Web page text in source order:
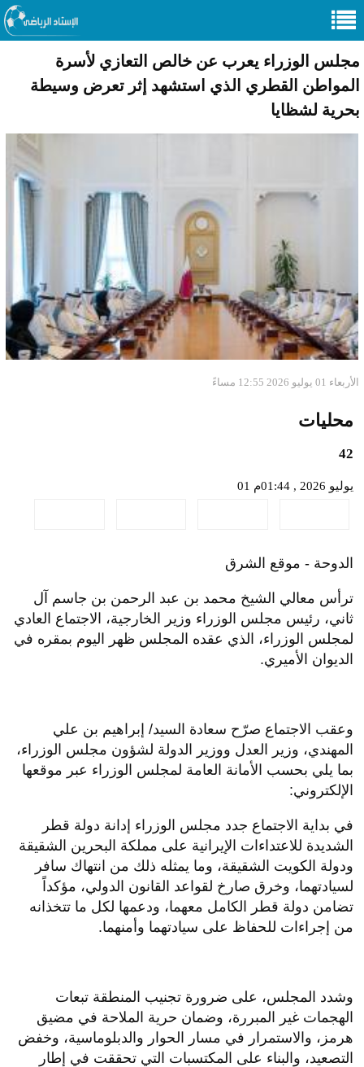
مجلس الوزراء يعرب عن خالص التعازي لأسرة
المواطن القطري الذي استشهد إثر تعرض وسيطة
بحرية لشظايا
الأربعاء 01 يوليو 2026 12:55 مساءً
محليات
42
01 يوليو 2026 , 01:44م
الدوحة - موقع الشرق
ترأس معالي الشيخ محمد بن عبد الرحمن بن جاسم آل
ثاني، رئيس مجلس الوزراء وزير الخارجية، الاجتماع العادي
لمجلس الوزراء، الذي عقده المجلس ظهر اليوم بمقره في
الديوان الأميري.
وعقب الاجتماع صرّح سعادة السيد/ إبراهيم بن علي
المهندي، وزير العدل ووزير الدولة لشؤون مجلس الوزراء،
بما يلي بحسب الأمانة العامة لمجلس الوزراء عبر موقعها
الإلكتروني:
في بداية الاجتماع جدد مجلس الوزراء إدانة دولة قطر
الشديدة للاعتداءات الإيرانية على مملكة البحرين الشقيقة
ودولة الكويت الشقيقة، وما يمثله ذلك من انتهاك سافر
لسيادتهما، وخرق صارخ لقواعد القانون الدولي، مؤكداً
تضامن دولة قطر الكامل معهما، ودعمها لكل ما تتخذانه
من إجراءات للحفاظ على سيادتهما وأمنهما.
وشدد المجلس، على ضرورة تجنيب المنطقة تبعات
الهجمات غير المبررة، وضمان حرية الملاحة في مضيق
هرمز، والاستمرار في مسار الحوار والدبلوماسية، وخفض
التصعيد، والبناء على المكتسبات التي تحققت في إطار